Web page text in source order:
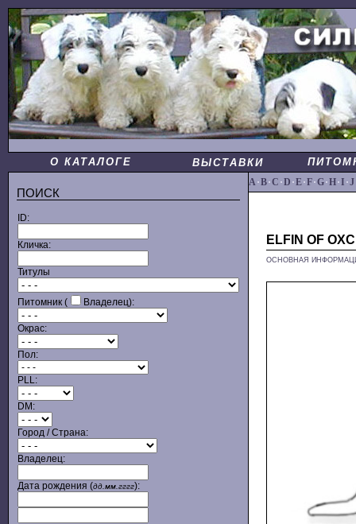
О КАТАЛОГЕ ВЫСТАВКИ
ПОИСК
ID:
Кличка:
Титулы
Питомник ( Владелец):
Окрас:
Пол:
PLL:
DM:
Город / Страна:
Владелец:
Дата рождения (дд.мм.гггг):
A·B·C ·D ·E·F·G·H·I ·J
ELFIN OF
ОСНОВНАЯ